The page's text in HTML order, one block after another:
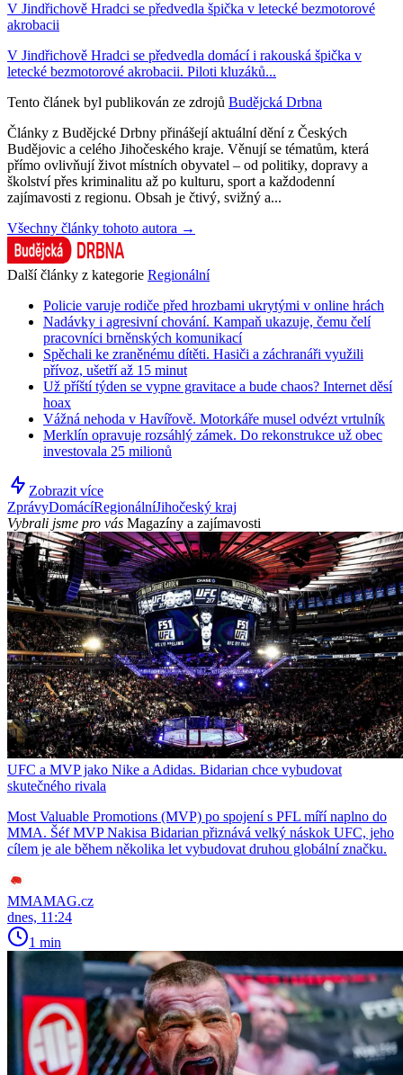
V Jindřichově Hradci se předvedla špička v letecké bezmotorové
akrobacii
V Jindřichově Hradci se předvedla domácí i rakouská špička v
letecké bezmotorové akrobacii. Piloti kluzáků...
Tento článek byl publikován ze zdrojů Budějcká Drbna
Články z Budějcké Drbny přinášejí aktuální dění z Českých
Budějovic a celého Jihočeského kraje. Věnují se tématům, která
přímo ovlivňují život místních obyvatel – od politiky, dopravy a
školství přes kriminalitu až po kulturu, sport a každodenní
zajímavosti z regionu. Obsah je čtivý, svižný a...
Všechny články tohoto autora →
Další články z kategorie Regionální
Policie varuje rodiče před hrozbami ukrytými v online hrách
Nadávky i agresivní chování. Kampaň ukazuje, čemu čelí
pracovníci brněnských komunikací
Spěchali ke zraněnému dítěti. Hasiči a záchranáři využili
přívoz, ušetří až 15 minut
Už příští týden se vypne gravitace a bude chaos? Internet děsí
hoax
Vážná nehoda v Havířově. Motorkáře musel odvézt vrtulník
Merklín opravuje rozsáhlý zámek. Do rekonstrukce už obec
investovala 25 milionů
Zobrazit více
ZprávyDomácíRegionálníJihočeský kraj
Vybrali jsme pro vás Magazíny a zajímavosti
UFC a MVP jako Nike a Adidas. Bidarian chce vybudovat
skutečného rivala
Most Valuable Promotions (MVP) po spojení s PFL míří naplno do
MMA. Šéf MVP Nakisa Bidarian přiznává velký náskok UFC, jeho
cílem je ale během několika let vybudovat druhou globální značku.
MMAMAG.cz
dnes, 11:24
1 min